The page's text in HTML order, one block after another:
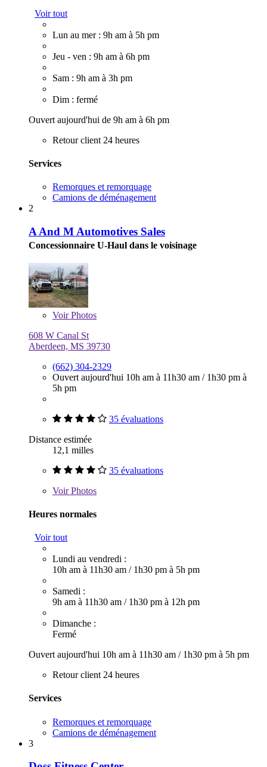
Voir tout
Lun au mer : 9h am à 5h pm
Jeu - ven : 9h am à 6h pm
Sam : 9h am à 3h pm
Dim : fermé
Ouvert aujourd'hui de 9h am à 6h pm
Retour client 24 heures
Services
Remorques et remorquage
Camions de déménagement
2
A And M Automotives Sales
Concessionnaire U-Haul dans le voisinage
VoirPhotos
608 W Canal St
Aberdeen, MS 39730
(662) 304-2329
Ouvert aujourd'hui 10h am à 11h30 am / 1h30 pm à
5h pm
35 évaluations
Distance estimée
12,1 milles
35 évaluations
VoirPhotos
Heures normales
Voir tout
Lundi au vendredi :
10h am à 11h30 am / 1h30 pm à 5h pm
Samedi :
9h am à 11h30 am / 1h30 pm à 12h pm
Dimanche :
Fermé
Ouvert aujourd'hui 10h am à 11h30 am / 1h30 pm à 5h pm
Retour client 24 heures
Services
Remorques et remorquage
Camions de déménagement
3